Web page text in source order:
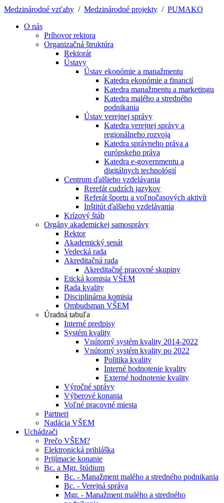
Medzinárodné vzťahy / Medzinárodné projekty / PUMAKO
O nás
Príhovor rektora
Organizačná štruktúra
Rektorát
Ústavy
Ústav ekonómie a manažmentu
Katedra ekonómie a financií
Katedra manažmentu a marketingu
Katedra malého a stredného
podnikania
Ústav verejnej správy
Katedra verejnej správy a
regionálneho rozvoja
Katedra správneho práva a
európskeho práva
Katedra e-governmentu a
digitálnych technológií
Centrum ďalšieho vzdelávania
Rerefát cudzích jazykov
Referát športu a voľnočasových aktivít
Inštitút ďalšieho vzdelávania
Krízový štáb
Orgány akademickej samosprávy
Rektor
Akademický senát
Vedecká rada
Akreditačná rada
Akreditačné pracovné skupiny
Etická komisia VŠEM
Rada kvality
Disciplinárna komisia
Ombudsman VŠEM
Úradná tabuľa
Interné predpisy
Systém kvality
Vnútorný systém kvality 2014-2022
Vnútorný systém kvality po 2022
Politika kvality
Interné hodnotenie kvality
Externé hodnotenie kvality
Výročné správy
Výberové konania
Voľné pracovné miesta
Partneri
Nadácia VŠEM
Uchádzači
Prečo VŠEM?
Elektronická prihláška
Prijímacie konanie
Bc. a Mgr. štúdium
Bc. - Manažment malého a stredného podnikania
Bc. - Verejná správa
Mgr. - Manažment malého a stredného